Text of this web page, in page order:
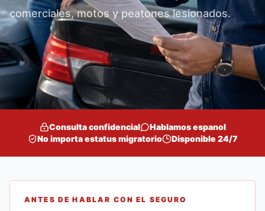
comerciales, motos y peatones lesionados.
Consulta confidencial
Hablamos espanol
No importa estatus migratorio
Disponible 24/7
ANTES DE HABLAR CON EL SEGURO